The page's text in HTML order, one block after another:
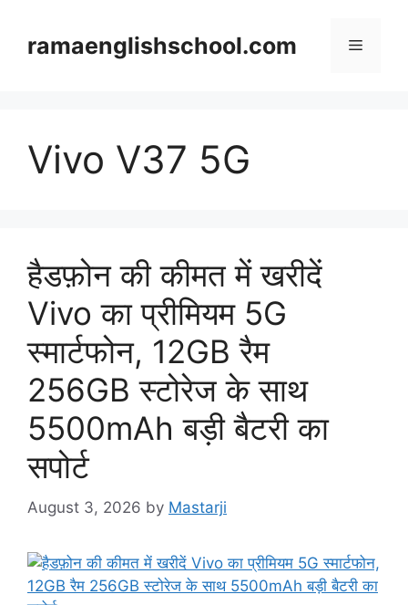
contentramaenglishschool.com Menu
Vivo V37 5G
हैडफ़ोन की कीमत में खरीदें
Vivo का प्रीमियम 5G
स्मार्टफोन, 12GB रैम
256GB स्टोरेज के साथ
5500mAh बड़ी बैटरी का
सपोर्ट
August 3, 2026 by Mastarji